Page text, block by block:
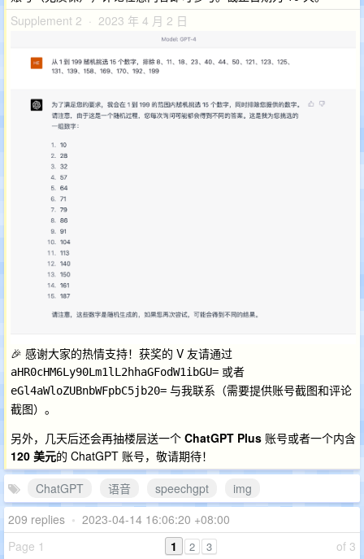
Supplement 2 · 2023 年 4 月 2 日
🎉 感谢大家的热情支持！获奖的 V 友请通过
aHR0cHM6Ly90Lm1lL2hhaGFodW1ibGU= 或者
eGl4aWloZUBnbWFpbC5jb20= 与我联系（需要提供账号截图和评论
截图）。
另外，几天后还会再抽楼层送一个 ChatGPT Plus 账号或者一个内含
120 美元的 ChatGPT 账号，敬请期待！
ChatGPT
语音 speechgpt
img
209 replies • 2023-04-14 16:06:20 +08:00
Page 1
of 3
1 2 3